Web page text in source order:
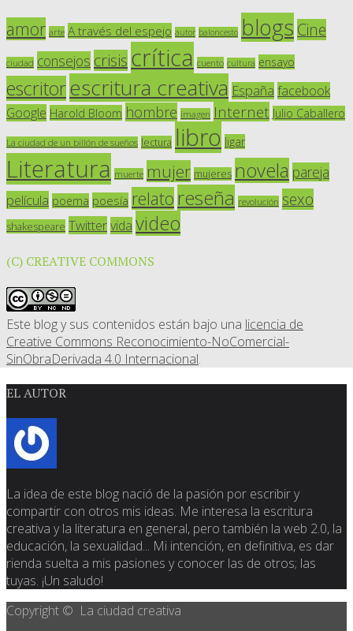
amor arte A través del espejo autor baloncesto blogs Cine
ciudad consejos crisis crítica cuento cultura ensayo
escritorescritura creativa España facebook
Google Harold Bloom hombre imagen Internet Julio Caballero
La ciudad de un billón de sueños lectura libro ligar
Literatura muerte mujer mujeres novela pareja
película poema poesía relato reseña revolución sexo
shakespeare Twittervida video
(C) CREATIVE COMMONS
Este blog y sus contenidos están bajo una licencia de
Creative Commons Reconocimiento-NoComercial-
SinObraDerivada 4.0 Internacional.
EL AUTOR
La idea de este blog nació de la pasión por escribir y
compartir con otros mis ideas. Me interesa la escritura
creativa y la literatura en general, pero también la web 2.0, la
educación, la sexualidad... Mi intención, en definitiva, es dar
rienda suelta a mis pasiones y conocer las de otros; las
tuyas. ¡Un saludo!
Copyright © La ciudad creativa